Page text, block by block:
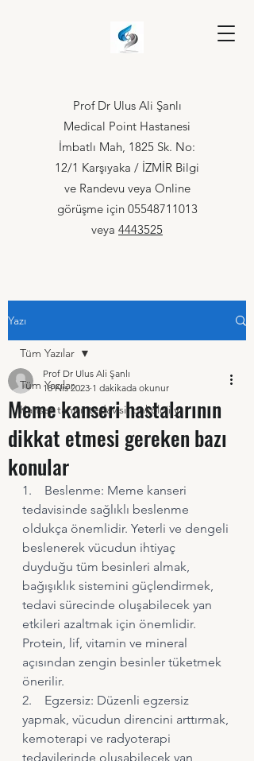
Prof Dr Ulus Ali Şanlı
Medical Point Hastanesi
İmbatlı Mah, 1825 Sk. No:
12/1 Karşıyaka / İZMİR Bilgi
ve Randevu veya Online
görüşme için 05548711013
veya 4443525
Yazı
Tüm Yazılar
Kanser tanısı, tedavisi, onkoloji y
Tüm Yazılar
Meme kanseri hastalarının
dikkat etmesi gereken bazı
konular
Prof Dr Ulus Ali Şanlı
18 Nis 2023 1 dakikada okunur
1.    Beslenme: Meme kanseri
tedavisinde sağlıklı beslenme
oldukça önemlidir. Yeterli ve dengeli
beslenerek vücudun ihtiyaç
duyduğu tüm besinleri almak,
bağışıklık sistemini güçlendirmek,
tedavi sürecinde oluşabilecek yan
etkileri azaltmak için önemlidir.
Protein, lif, vitamin ve mineral
açısından zengin besinler tüketmek
önerilir.
2.    Egzersiz: Düzenli egzersiz
yapmak, vücudun direncini arttırmak,
kemoterapi ve radyoterapi
tedavilerinde oluşabilecek yan